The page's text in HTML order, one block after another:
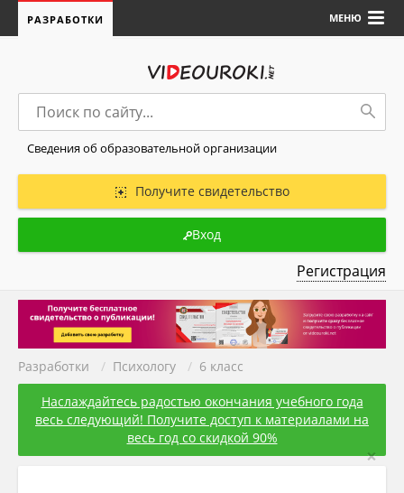
МЕНЮ
РАЗРАБОТКИ
Сведения об образовательной организации
Получите свидетельство
Вход
Регистрация
Разработки / Психологу / 6 класс
Наслаждайтесь радостью окончания учебного года
весь следующий! Получите доступ к материалами на
весь год со скидкой 90%
×